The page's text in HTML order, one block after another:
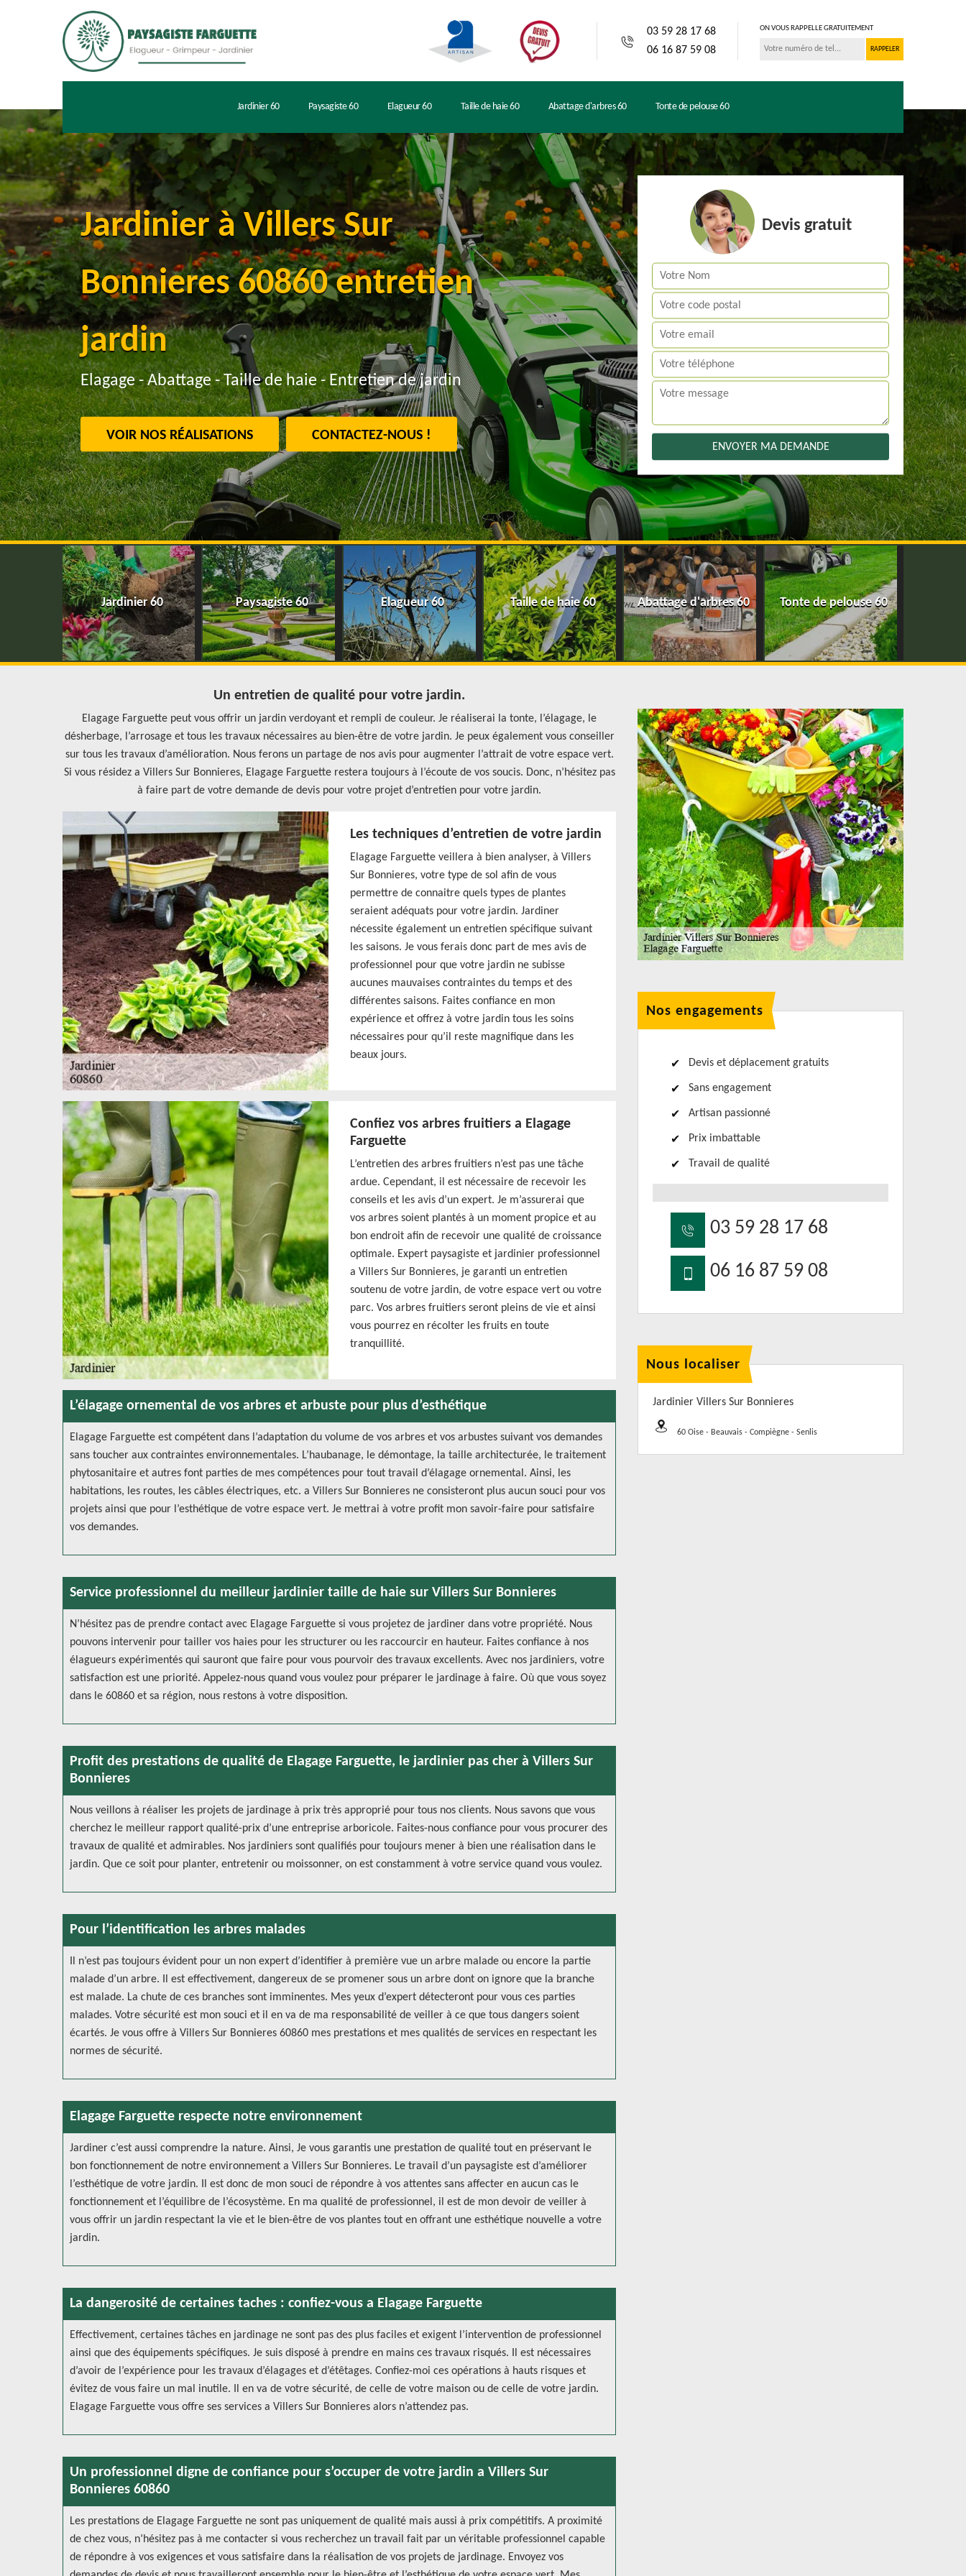
03 59 28 17 68
06 16 87 59 08
ON VOUS RAPPELLE GRATUITEMENT
Jardinier 60 Paysagiste 60 Elagueur 60 Taille de haie 60 Abattage d'arbres 60 Tonte de pelouse 60
Jardinier à Villers Sur
Bonnieres 60860 entretien
jardin
Elagage - Abattage - Taille de haie - Entretien de jardin
VOIR NOS RÉALISATIONS CONTACTEZ-NOUS !
Devis gratuit
Jardinier 60 Paysagiste 60 Elagueur 60 Taille de haie 60 Abattage d'arbres 60 Tonte de pelouse 60
Un entretien de qualité pour votre jardin.
Elagage Farguette peut vous offrir un jardin verdoyant et rempli de couleur. Je réaliserai la tonte, l’élagage, le
désherbage, l’arrosage et tous les travaux nécessaires au bien-être de votre jardin. Je peux également vous conseiller
sur tous les travaux d’amélioration. Nous ferons un partage de nos avis pour augmenter l’attrait de votre espace vert.
Si vous résidez a Villers Sur Bonnieres, Elagage Farguette restera toujours à l’écoute de vos soucis. Donc, n’hésitez pas
à faire part de votre demande de devis pour votre projet d’entretien pour votre jardin.
Les techniques d’entretien de votre jardin
Elagage Farguette veillera à bien analyser, à Villers
Sur Bonnieres, votre type de sol afin de vous
permettre de connaitre quels types de plantes
seraient adéquats pour votre jardin. Jardiner
nécessite également un entretien spécifique suivant
les saisons. Je vous ferais donc part de mes avis de
professionnel pour que votre jardin ne subisse
aucunes mauvaises contraintes du temps et des
différentes saisons. Faites confiance en mon
expérience et offrez à votre jardin tous les soins
nécessaires pour qu’il reste magnifique dans les
beaux jours.
Confiez vos arbres fruitiers a Elagage
Farguette
L’entretien des arbres fruitiers n’est pas une tâche
ardue. Cependant, il est nécessaire de recevoir les
conseils et les avis d’un expert. Je m’assurerai que
vos arbres soient plantés à un moment propice et au
bon endroit afin de recevoir une qualité de croissance
optimale. Expert paysagiste et jardinier professionnel
a Villers Sur Bonnieres, je garanti un entretien
soutenu de votre jardin, de votre espace vert ou votre
parc. Vos arbres fruitiers seront pleins de vie et ainsi
vous pourrez en récolter les fruits en toute
tranquillité.
L’élagage ornemental de vos arbres et arbuste pour plus d’esthétique
Elagage Farguette est compétent dans l’adaptation du volume de vos arbres et vos arbustes suivant vos demandes
sans toucher aux contraintes environnementales. L’haubanage, le démontage, la taille architecturée, le traitement
phytosanitaire et autres font parties de mes compétences pour tout travail d’élagage ornemental. Ainsi, les
habitations, les routes, les câbles électriques, etc. a Villers Sur Bonnieres ne consisteront plus aucun souci pour vos
projets ainsi que pour l’esthétique de votre espace vert. Je mettrai à votre profit mon savoir-faire pour satisfaire
vos demandes.
Service professionnel du meilleur jardinier taille de haie sur Villers Sur Bonnieres
N’hésitez pas de prendre contact avec Elagage Farguette si vous projetez de jardiner dans votre propriété. Nous
pouvons intervenir pour tailler vos haies pour les structurer ou les raccourcir en hauteur. Faites confiance à nos
élagueurs expérimentés qui sauront que faire pour vous pourvoir des travaux excellents. Avec nos jardiniers, votre
satisfaction est une priorité. Appelez-nous quand vous voulez pour préparer le jardinage à faire. Où que vous soyez
dans le 60860 et sa région, nous restons à votre disposition.
Profit des prestations de qualité de Elagage Farguette, le jardinier pas cher à Villers Sur
Bonnieres
Nous veillons à réaliser les projets de jardinage à prix très approprié pour tous nos clients. Nous savons que vous
cherchez le meilleur rapport qualité-prix d’une entreprise arboricole. Faites-nous confiance pour vous procurer des
travaux de qualité et admirables. Nos jardiniers sont qualifiés pour toujours mener à bien une réalisation dans le
jardin. Que ce soit pour planter, entretenir ou moissonner, on est constamment à votre service quand vous voulez.
Pour l’identification les arbres malades
Il n’est pas toujours évident pour un non expert d’identifier à première vue un arbre malade ou encore la partie
malade d’un arbre. Il est effectivement, dangereux de se promener sous un arbre dont on ignore que la branche
est malade. La chute de ces branches sont imminentes. Mes yeux d’expert détecteront pour vous ces parties
malades. Votre sécurité est mon souci et il en va de ma responsabilité de veiller à ce que tous dangers soient
écartés. Je vous offre à Villers Sur Bonnieres 60860 mes prestations et mes qualités de services en respectant les
normes de sécurité.
Elagage Farguette respecte notre environnement
Jardiner c’est aussi comprendre la nature. Ainsi, Je vous garantis une prestation de qualité tout en préservant le
bon fonctionnement de notre environnement a Villers Sur Bonnieres. Le travail d’un paysagiste est d’améliorer
l’esthétique de votre jardin. Il est donc de mon souci de répondre à vos attentes sans affecter en aucun cas le
fonctionnement et l’équilibre de l’écosystème. En ma qualité de professionnel, il est de mon devoir de veiller à
vous offrir un jardin respectant la vie et le bien-être de vos plantes tout en offrant une esthétique nouvelle a votre
jardin.
La dangerosité de certaines taches : confiez-vous a Elagage Farguette
Effectivement, certaines tâches en jardinage ne sont pas des plus faciles et exigent l’intervention de professionnel
ainsi que des équipements spécifiques. Je suis disposé à prendre en mains ces travaux risqués. Il est nécessaires
d’avoir de l’expérience pour les travaux d’élagages et d’étêtages. Confiez-moi ces opérations à hauts risques et
évitez de vous faire un mal inutile. Il en va de votre sécurité, de celle de votre maison ou de celle de votre jardin.
Elagage Farguette vous offre ses services a Villers Sur Bonnieres alors n’attendez pas.
Un professionnel digne de confiance pour s’occuper de votre jardin a Villers Sur
Bonnieres 60860
Les prestations de Elagage Farguette ne sont pas uniquement de qualité mais aussi à prix compétitifs. A proximité
de chez vous, n’hésitez pas à me contacter si vous recherchez un travail fait par un véritable professionnel capable
de répondre à vos exigences et vous satisfaire dans la réalisation de vos projets de jardinage. Envoyez vos
Nos engagements
Devis et déplacement gratuits
Sans engagement
Artisan passionné
Prix imbattable
Travail de qualité
03 59 28 17 68
06 16 87 59 08
Nous localiser
Jardinier Villers Sur Bonnieres
60 Oise - Beauvais - Compiègne - Senlis